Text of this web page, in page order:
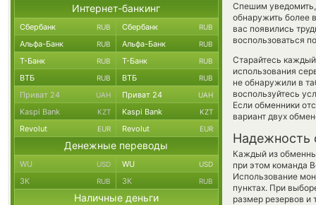
Спешим
обнаружить более
вас появились
воспользоваться
Старайтесь
использования
не обнаружили в
воспользуйтесь
Если обменники
вариант двух
Надежность
Каждый из
при этом команда
Использование
пунктах. При
размер резервов и
Интернет-банкинг
Сбербанк RUB Сбербанк RUB
Альфа-Банк RUB Альфа-Банк RUB
Т-Банк RUB Т-Банк RUB
ВТБ RUB ВТБ RUB
Приват 24 UAH Приват 24 UAH
Kaspi Bank KZT Kaspi Bank KZT
Revolut EUR Revolut EUR
Денежные переводы
WU USD WU USD
ЗК RUB ЗК RUB
Наличные деньги